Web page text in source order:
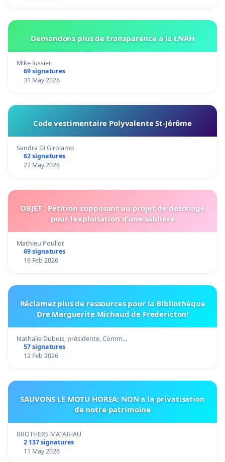
Demandons plus de transparence a la LNAH
Mike lussier
69 signatures
31 May 2026
Code vestimentaire Polyvalente St-Jérôme
Sandra Di Girolamo
62 signatures
27 May 2026
OBJET : Pétition s’opposant au projet de dézonage
pour l’exploitation d’une sablière
Mathieu Pouliot
69 signatures
16 Feb 2026
Réclamez plus de ressources pour la Bibliothèque
Dre Marguerite Michaud de Fredericton!
Nathalie Dubois, présidente, Comm…
57 signatures
12 Feb 2026
SAUVONS LE MOTU HOREA: NON a la privatisation
de notre patrimoine
BROTHERS MATAIHAU
2 137 signatures
11 May 2026